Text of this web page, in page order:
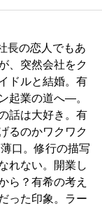
長の恋人でもあ
、突然会社をク
ドルと結婚。有
起業の道へ—。
話は大好き。有
るのかワクワク
口。修行の描写
れない。開業し
ら？有希の考え
った印象。ラー